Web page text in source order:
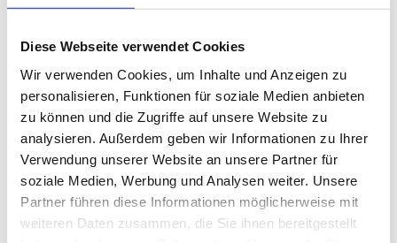
Diese Webseite verwendet Cookies
Wir verwenden Cookies, um Inhalte und Anzeigen zu
personalisieren, Funktionen für soziale Medien anbieten
zu können und die Zugriffe auf unsere Website zu
analysieren. Außerdem geben wir Informationen zu Ihrer
Verwendung unserer Website an unsere Partner für
soziale Medien, Werbung und Analysen weiter. Unsere
Partner führen diese Informationen möglicherweise mit
weiteren Daten zusammen, die Sie ihnen bereitgestellt